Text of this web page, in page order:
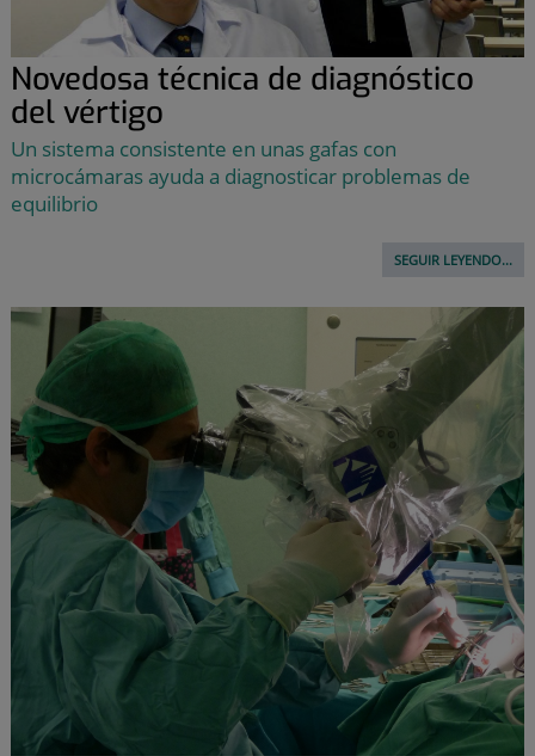
Novedosa técnica de diagnóstico
del vértigo
Un sistema consistente en unas gafas con
microcámaras ayuda a diagnosticar problemas de
equilibrio
SEGUIR LEYENDO...